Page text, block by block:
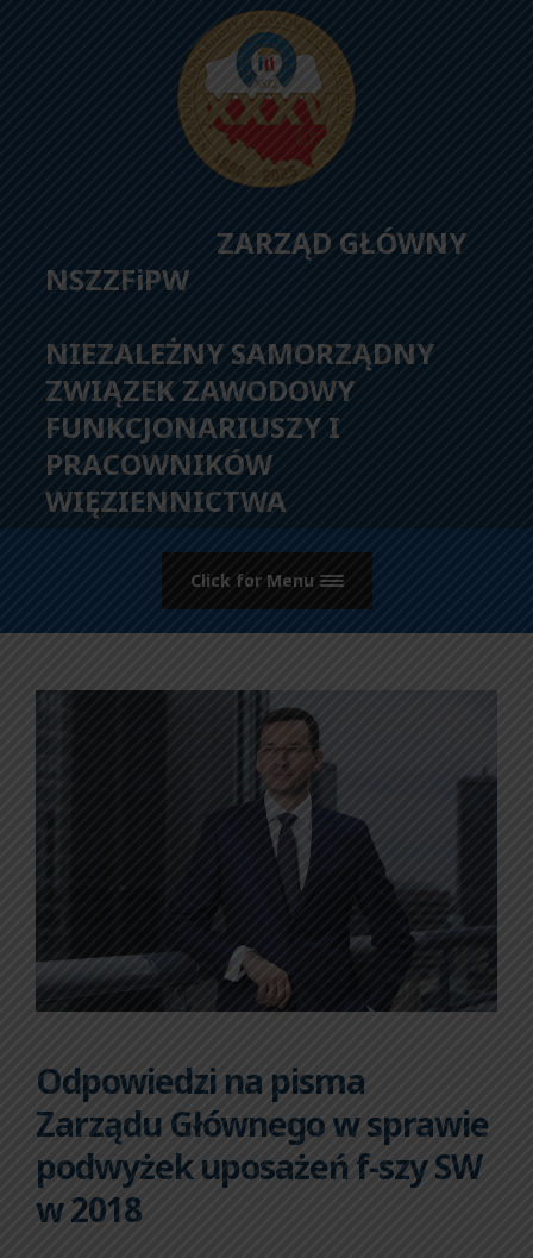
ZARZĄD GŁÓWNY
NSZZFiPW
NIEZALEŻNY SAMORZĄDNY
ZWIĄZEK ZAWODOWY
FUNKCJONARIUSZY I
PRACOWNIKÓW
WIĘZIENNICTWA
Click for Menu
Odpowiedzi na pisma
Zarządu Głównego w sprawie
podwyżek uposażeń f-szy SW
w 2018